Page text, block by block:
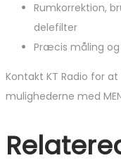
Rumkorrektion,
delefilter
Præcis måling
Kontakt KT Radio for
mulighederne med